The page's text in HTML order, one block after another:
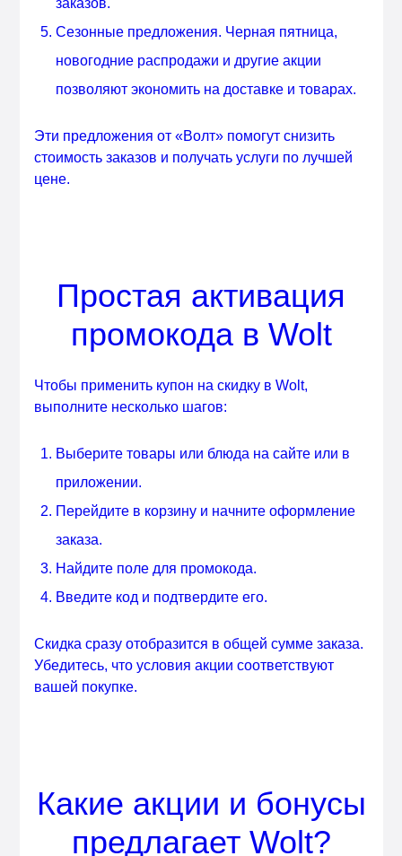
заказов.
Сезонные предложения. Черная пятница,
новогодние распродажи и другие акции
позволяют экономить на доставке и товарах.
Эти предложения от «Волт» помогут снизить
стоимость заказов и получать услуги по лучшей
цене.
Простая активация
промокода в Wolt
Чтобы применить купон на скидку в Wolt,
выполните несколько шагов:
Выберите товары или блюда на сайте или в
приложении.
Перейдите в корзину и начните оформление
заказа.
Найдите поле для промокода.
Введите код и подтвердите его.
Скидка сразу отобразится в общей сумме заказа.
Убедитесь, что условия акции соответствуют
вашей покупке.
Какие акции и бонусы
предлагает Wolt?